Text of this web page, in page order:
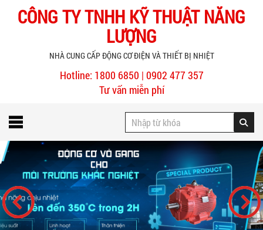
CÔNG TY TNHH KỸ THUẬT NĂNG
LƯỢNG
NHÀ CUNG CẤP ĐỘNG CƠ ĐIỆN VÀ THIẾT BỊ NHIỆT
Hotline: 1800 6850 | 0902 477 357
Tư vấn miễn phí